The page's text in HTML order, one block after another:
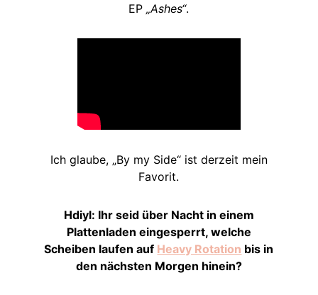
EP„Ashes“.
Ich glaube, „By my Side“ ist derzeit mein
Favorit.
Hdiyl: Ihr seid über Nacht in einem
Plattenladen eingesperrt, welche
Scheiben laufen auf Heavy Rotation bis in
den nächsten Morgen hinein?